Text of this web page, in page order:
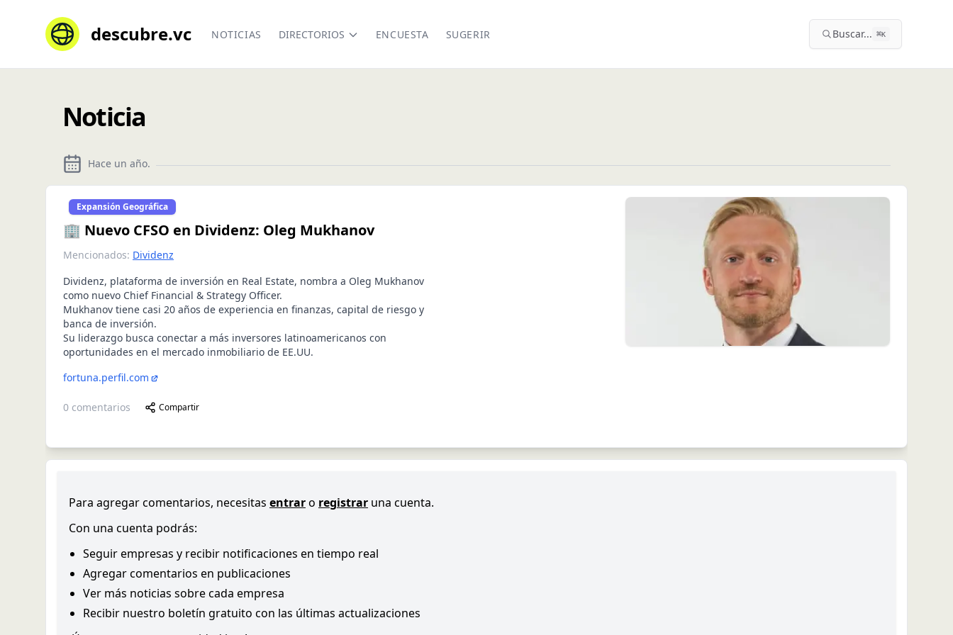
descubre.vc NOTICIAS DIRECTORIOS ENCUESTA SUGERIR Buscar... ⌘K
Noticia
Hace un año.
Expansión Geográfica
🏢 Nuevo CFSO en Dividenz: Oleg Mukhanov
Mencionados: Dividenz
Dividenz, plataforma de inversión en Real Estate, nombra a Oleg Mukhanov
como nuevo Chief Financial & Strategy Officer.
Mukhanov tiene casi 20 años de experiencia en finanzas, capital de riesgo y
banca de inversión.
Su liderazgo busca conectar a más inversores latinoamericanos con
oportunidades en el mercado inmobiliario de EE.UU.
fortuna.perfil.com
0 comentarios Compartir
Para agregar comentarios, necesitas entraro registrar una cuenta.
Con una cuenta podrás:
Seguir empresas y recibir notificaciones en tiempo real
Agregar comentarios en publicaciones
Ver más noticias sobre cada empresa
Recibir nuestro boletín gratuito con las últimas actualizaciones